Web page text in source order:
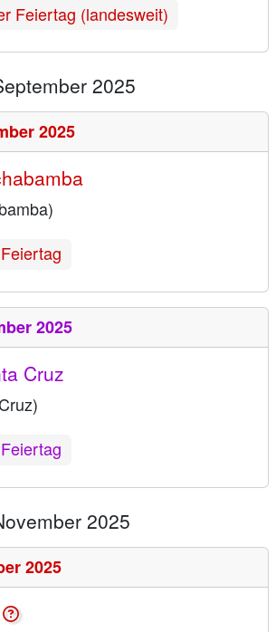
Feiertag (landesweit)
2025
2025
2025
Cruz
2025
2025